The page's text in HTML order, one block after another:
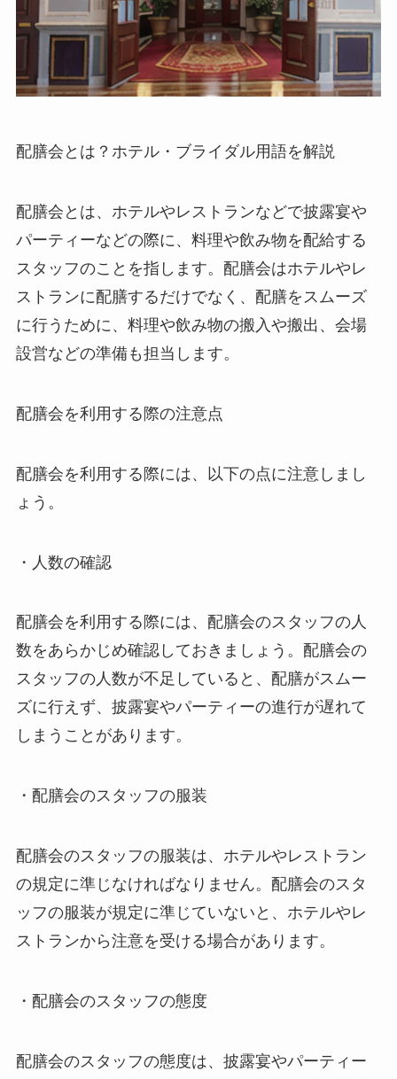
配膳会とは？ホテル・ブライダル用語を解説
配膳会とは、ホテルやレストランなどで披露宴や
パーティーなどの際に、料理や飲み物を配給する
スタッフのことを指します。配膳会はホテルやレ
ストランに配膳するだけでなく、配膳をスムーズ
に行うために、料理や飲み物の搬入や搬出、会場
設営などの準備も担当します。
配膳会を利用する際の注意点
配膳会を利用する際には、以下の点に注意しまし
ょう。
・人数の確認
配膳会を利用する際には、配膳会のスタッフの人
数をあらかじめ確認しておきましょう。配膳会の
スタッフの人数が不足していると、配膳がスムー
ズに行えず、披露宴やパーティーの進行が遅れて
しまうことがあります。
・配膳会のスタッフの服装
配膳会のスタッフの服装は、ホテルやレストラン
の規定に準じなければなりません。配膳会のスタ
ッフの服装が規定に準じていないと、ホテルやレ
ストランから注意を受ける場合があります。
・配膳会のスタッフの態度
配膳会のスタッフの態度は、披露宴やパーティー